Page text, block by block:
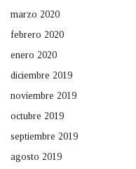
marzo 2020
febrero 2020
enero 2020
diciembre 2019
noviembre 2019
octubre 2019
septiembre 2019
agosto 2019